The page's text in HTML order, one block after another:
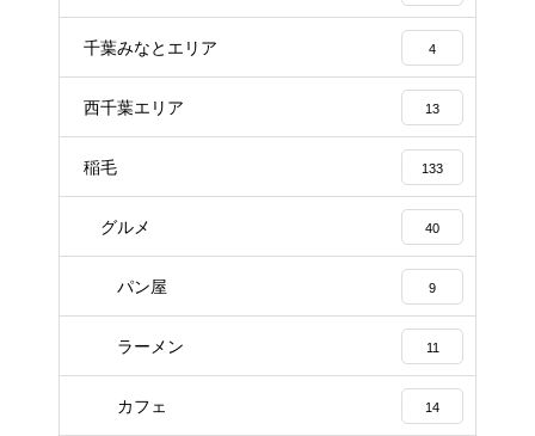
千葉みなとエリア 4
西千葉エリア 13
稲毛 133
グルメ 40
パン屋 9
ラーメン 11
カフェ 14